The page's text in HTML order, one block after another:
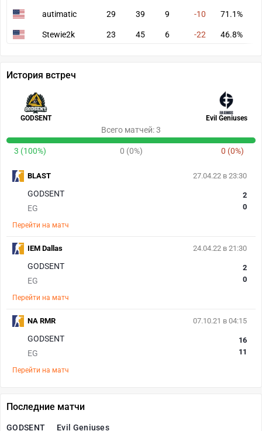
autimatic 29 39 9 -10 71.1%
Stewie2k 23 45 6 -22 46.8%
История встреч
GODSENT Evil Geniuses
Всего матчей: 3
3 (100%) 0 (0%) 0 (0%)
27.04.22 в 23:30
GODSENT
EG
2
0
Перейти на матч
BLAST
24.04.22 в 21:30
GODSENT
EG
2
0
Перейти на матч
IEM Dallas
07.10.21 в 04:15
GODSENT
EG
16
11
Перейти на матч
NA RMR
Последние матчи
GODSENT Evil Geniuses